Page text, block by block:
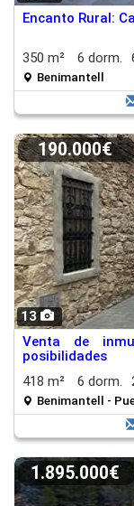
Encanto Rural:
350 m² 6 dorm.
Benimantell
13
190.000€
Venta de
posibilidades
418 m²
6 dorm.
Benimantell -
1.895.000€